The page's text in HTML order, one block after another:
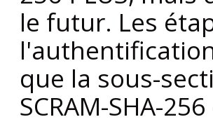
le futur. Les
que la sous-
SCRAM-SHA-